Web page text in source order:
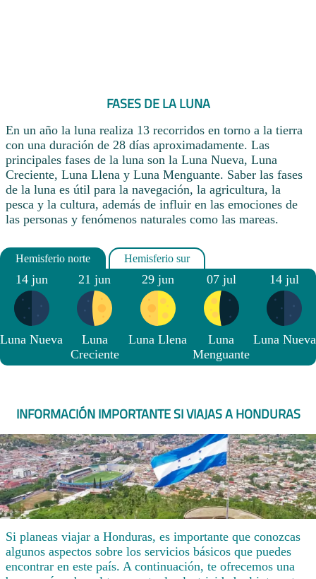
FASES DE LA LUNA
En un año la luna realiza 13 recorridos en torno a la tierra
con una duración de 28 días aproximadamente. Las
principales fases de la luna son la Luna Nueva, Luna
Creciente, Luna Llena y Luna Menguante. Saber las fases
de la luna es útil para la navegación, la agricultura, la
pesca y la cultura, además de influir en las emociones de
las personas y fenómenos naturales como las mareas.
14 jun
Luna Nueva
21 jun
Luna
Creciente
29 jun
Luna Llena
07 jul
Luna
Menguante
14 jul
Luna Nueva
INFORMACIÓN IMPORTANTE SI VIAJAS A HONDURAS
Si planeas viajar a Honduras, es importante que conozcas
algunos aspectos sobre los servicios básicos que puedes
encontrar en este país. A continuación, te ofrecemos una